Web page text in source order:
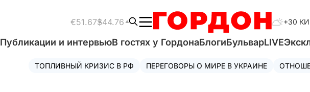
€51.67$44.76 +30
Публикации и интервьюВ гостях у ГордонаБлогиБульварLIVE
ТОПЛИВНЫЙ КРИЗИС В РФ ПЕРЕГОВОРЫ О МИРЕ В УКРАИНЕ